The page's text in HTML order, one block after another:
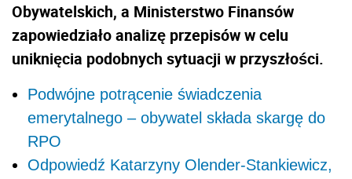
Obywatelskich, a Ministerstwo Finansów
zapowiedziało analizę przepisów w celu
uniknięcia podobnych sytuacji w przyszłości.
Podwójne potrącenie świadczenia
emerytalnego – obywatel składa skargę do
RPO
Odpowiedź Katarzyny Olender-Stankiewicz,